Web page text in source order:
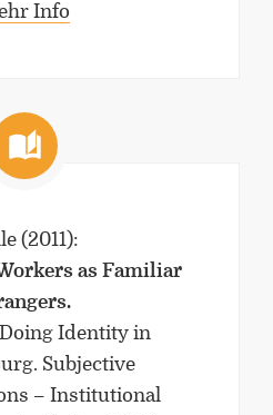
Info
(2011):
as Familiar
Identity in
Subjective
– Institutional